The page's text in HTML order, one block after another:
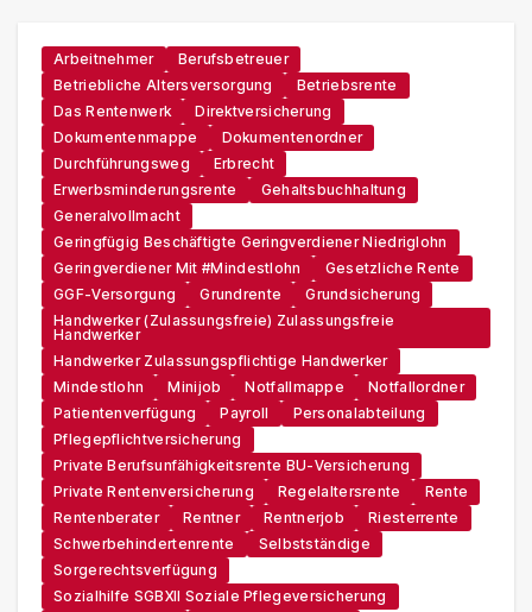
Arbeitnehmer
Berufsbetreuer
Betriebliche Altersversorgung
Betriebsrente
Das Rentenwerk
Direktversicherung
Dokumentenmappe
Dokumentenordner
Durchführungsweg
Erbrecht
Erwerbsminderungsrente
Gehaltsbuchhaltung
Generalvollmacht
Geringfügig Beschäftigte Geringverdiener Niedriglohn
Geringverdiener Mit #Mindestlohn
Gesetzliche Rente
GGF-Versorgung
Grundrente
Grundsicherung
Handwerker (zulassungsfreie) Zulassungsfreie
Handwerker
Handwerker Zulassungspflichtige Handwerker
Mindestlohn
Minijob Notfallmappe
Notfallordner
Patientenverfügung
Payroll
Personalabteilung
Pflegepflichtversicherung
Private Berufsunfähigkeitsrente BU-Versicherung
Private Rentenversicherung
Regelaltersrente
Rente
Rentenberater
Rentner Rentnerjob
Riesterrente
Schwerbehindertenrente
Selbstständige
Sorgerechtsverfügung
Sozialhilfe SGBXII Soziale Pflegeversicherung